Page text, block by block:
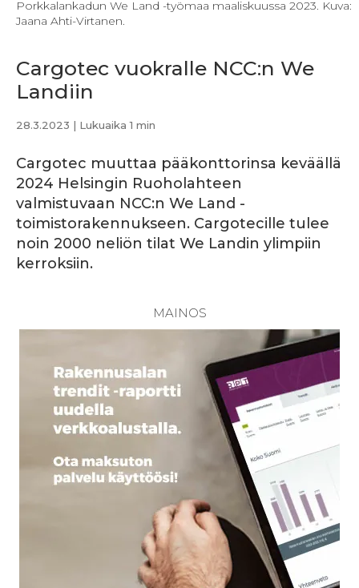
Porkkalankadun We Land -työmaa maaliskuussa 2023. Kuva:
Jaana Ahti-Virtanen.
Cargotec vuokralle NCC:n We
Landiin
28.3.2023 | Lukuaika 1 min
Cargotec muuttaa pääkonttorinsa keväällä
2024 Helsingin Ruoholahteen
valmistuvaan NCC:n We Land -
toimistorakennukseen. Cargotecille tulee
noin 2000 neliön tilat We Landin ylimpiin
kerroksiin.